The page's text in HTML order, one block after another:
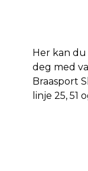
Her kan
deg med
Braasport
linje 25, 51